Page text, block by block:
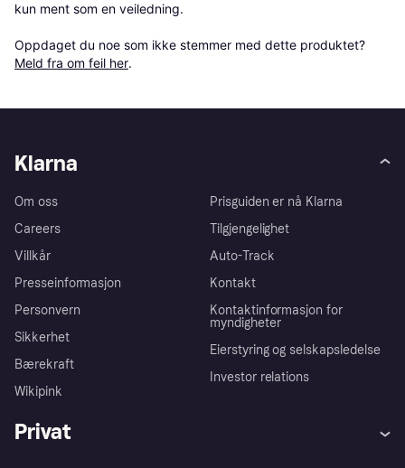
kun ment som en veiledning.
Oppdaget du noe som ikke stemmer med dette produktet?
Meld fra om feil her.
Klarna
Om oss
Careers
Villkår
Presseinformasjon
Personvern
Sikkerhet
Bærekraft
Wikipink
Prisguiden er nå Klarna
Tilgjengelighet
Auto-Track
Kontakt
Kontaktinformasjon for
myndigheter
Eierstyring og selskapsledelse
Investor relations
Privat